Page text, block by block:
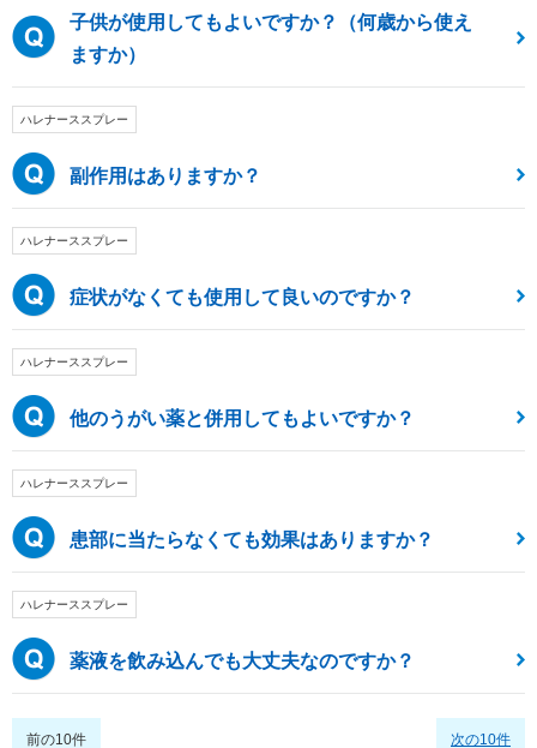
子供が使用してもよいですか？（何歳から使え
ますか）
ハレナーススプレー
副作用はありますか？
ハレナーススプレー
症状がなくても使用して良いのですか？
ハレナーススプレー
他のうがい薬と併用してもよいですか？
ハレナーススプレー
患部に当たらなくても効果はありますか？
ハレナーススプレー
薬液を飲み込んでも大丈夫なのですか？
前の10件 次の10件